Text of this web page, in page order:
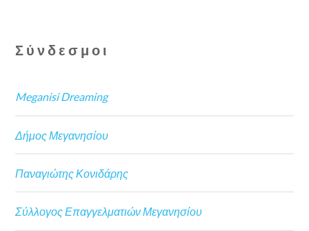
Σύνδεσμοι
Meganisi Dreaming
Δήμος Μεγανησίου
Παναγιώτης Κονιδάρης
Σύλλογος Επαγγελματιών Μεγανησίου